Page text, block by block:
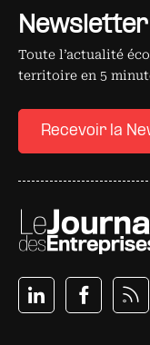
Newsletter
Toute l’actualité
territoire en 5
Recevoir la